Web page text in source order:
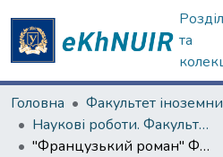
та
Головна
Факультет
Наукові роботи. Факультет іноземних мов
"Французький роман" Фредеріка Бегбеде: автобіографічний вимір